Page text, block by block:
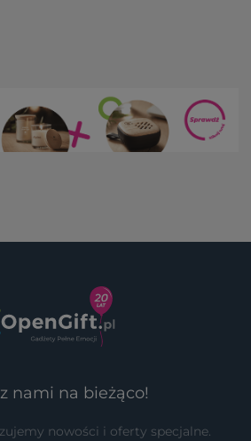
nami na bieżąco!
nowości i oferty specjalne.